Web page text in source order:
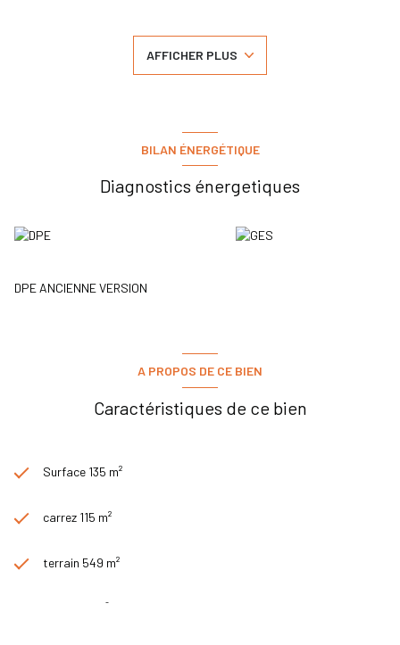
l'étage, 3 chambres et une salle de bains. Terrain de 550m² avec
piscine de 8x4 chauffée, garage et buanderie attenants. Maison
encore louée jusqu'a fin octobre' .CE : B. Tel. : 06.08.85.71.80
AFFICHER PLUS
BILAN ÉNERGÉTIQUE
Diagnostics énergetiques
DPE ANCIENNE VERSION
A PROPOS DE CE BIEN
Caractéristiques de ce bien
Surface 135 m²
carrez 115 m²
terrain 549 m²
séjour 55 m²